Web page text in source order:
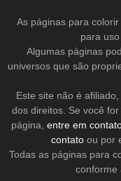
As páginas para
para
Algumas páginas
universos que são
Este site não é
dos direitos. Se você
página, entre em
contatoou por
Todas as páginas para
conforme